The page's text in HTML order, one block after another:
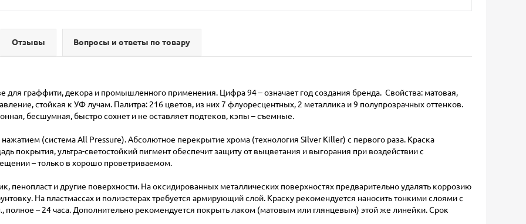
Отзывы Вопросы и ответы по товару
для граффити, декора и промышленного применения. Цифра 94 – означает год создания бренда. Свойства: матовая,
стойкая к УФ лучам. Палитра: 216 цветов, из них 7 флуоресцентных, 2 металлика и 9 полупрозрачных оттенков.
бесшумная, быстро сохнет и не оставляет подтеков, кэпы – съемные.
(система All Pressure). Абсолютное перекрытие хрома (технология Silver Killer) с первого раза. Краска
покрытия, ультра-светостойкий пигмент обеспечит защиту от выцветания и выгорания при воздействии с
– только в хорошо проветриваемом.
пенопласт и другие поверхности. На оксидированных металлических поверхностях предварительно удалять коррозию
На пластмассах и полиэстерах требуется армирующий слой. Краску рекомендуется наносить тонкими слоями с
– 24 часа. Дополнительно рекомендуется покрыть лаком (матовым или глянцевым) этой же линейки. Срок